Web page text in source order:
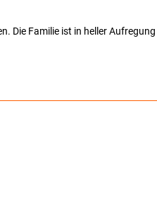
Die Familie ist in heller Aufregung